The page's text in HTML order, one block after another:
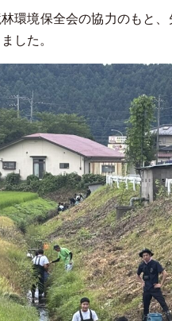
環境保全会の協力のもと
した。